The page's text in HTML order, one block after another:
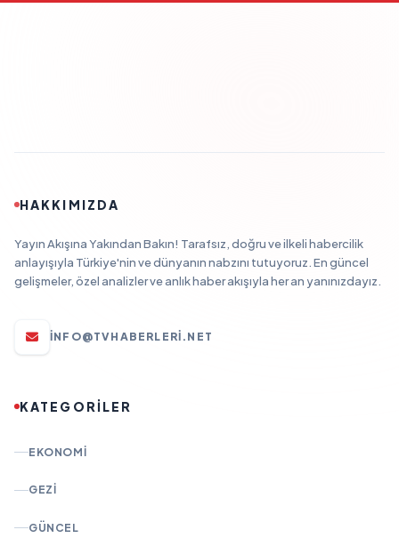
HAKKIMIZDA
Yayın Akışına Yakından Bakın! Tarafsız, doğru ve ilkeli habercilik
anlayışıyla Türkiye'nin ve dünyanın nabzını tutuyoruz. En güncel
gelişmeler, özel analizler ve anlık haber akışıyla her an yanınızdayız.
INFO@TVHABERLERI.NET
KATEGORİLER
EKONOMI
GEZI
GÜNCEL